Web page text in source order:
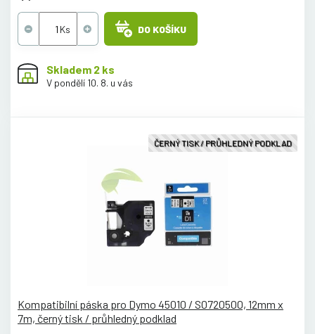
DO KOŠÍKU
Skladem 2 ks
V pondělí 10. 8. u vás
ČERNÝ TISK / PRŮHLEDNÝ PODKLAD
Kompatibilní páska pro Dymo 45010 / S0720500, 12mm x
7m, černý tisk / průhledný podklad